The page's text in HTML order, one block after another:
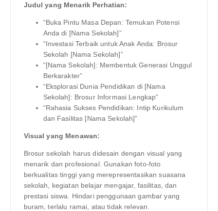
Judul yang Menarik Perhatian:
“Buka Pintu Masa Depan: Temukan Potensi
Anda di [Nama Sekolah]”
“Investasi Terbaik untuk Anak Anda: Brosur
Sekolah [Nama Sekolah]”
“[Nama Sekolah]: Membentuk Generasi Unggul
Berkarakter”
“Eksplorasi Dunia Pendidikan di [Nama
Sekolah]: Brosur Informasi Lengkap”
“Rahasia Sukses Pendidikan: Intip Kurikulum
dan Fasilitas [Nama Sekolah]”
Visual yang Menawan:
Brosur sekolah harus didesain dengan visual yang
menarik dan profesional. Gunakan foto-foto
berkualitas tinggi yang merepresentasikan suasana
sekolah, kegiatan belajar mengajar, fasilitas, dan
prestasi siswa. Hindari penggunaan gambar yang
buram, terlalu ramai, atau tidak relevan.